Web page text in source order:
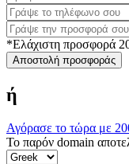
*Ελάχιστη προσφορά
Αποστολή προσφοράς
ή
Αγόρασε το τώρα με
Το παρόν domain